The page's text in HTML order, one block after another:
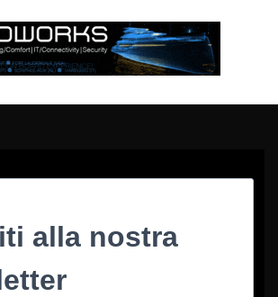
alla nostra